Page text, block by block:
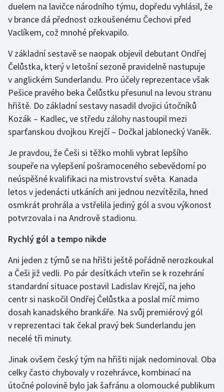
Judo
Krasobruslení
Lezení
Lyže a snowboard
Moderní pětiboj
Motorsport
Olympijské hry
Parasport
Plavání
Plážový volejbal
Ragby
Rychlobruslení
Rychlostní kanoistika
Short track
Sportovní střelba
Stolní tenis
duelem na lavičce národního týmu, dopředu vyhlásil, že
v brance dá přednost ozkoušenému Čechovi před
Vaclíkem, což mnohé překvapilo.
V základní sestavě se naopak objevil debutant Ondřej
Čelůstka, který v letošní sezoně pravidelně nastupuje
v anglickém Sunderlandu. Pro účely reprezentace však
Pešice pravého beka Čelůstku přesunul na levou stranu
hřiště. Do základní sestavy nasadil dvojici útočníků
Kozák – Kadlec, ve středu zálohy nastoupil mezi
sparťanskou dvojkou Krejčí – Dočkal jablonecký Vaněk.
Je pravdou, že Češi si těžko mohli vybrat lepšího
soupeře na vylepšení pošramoceného sebevědomí po
neúspěšné kvalifikaci na mistrovství světa. Kanada
letos v jedenácti utkáních ani jednou nezvítězila, hned
osmkrát prohrála a vstřelila jediný gól a svou výkonost
potvrzovala i na Andrově stadionu.
Rychlý gól a tempo nikde
Ani jeden z týmů se na hřišti ještě pořádně nerozkoukal
a Češi již vedli. Po pár desítkách vteřin se k rozehrání
standardní situace postavil Ladislav Krejčí, na jeho
centr si naskočil Ondřej Čelůstka a poslal míč mimo
dosah kanadského brankáře. Na svůj premiérový gól
v reprezentaci tak čekal pravý bek Sunderlandu jen
necelé tři minuty.
Jinak ovšem český tým na hřišti nijak nedominoval. Oba
celky často chybovaly v rozehrávce, kombinací na
útočné polovině bylo jak šafránu a olomoucké publikum